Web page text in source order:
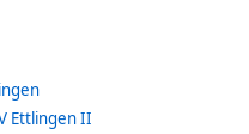
Ettlingen II